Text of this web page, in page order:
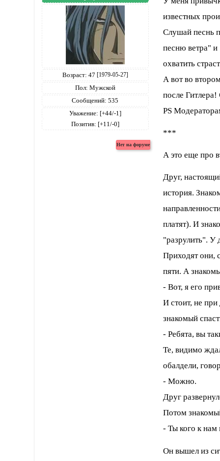
Возраст: 47 [1979-05-27]
Пол: Мужской
Сообщений: 535
Уважение: [+44/-1]
Позитив: [+11/-0]
известных
Слушай песнь
песню ветра"
охватить
А вот во
после
PS
***
А это еще про
Друг,
история.
платят). И
"разрулить". У
Приходят они,
пяти. А
- Вот, я его
И стоит, не
знакомый
- Ребята, вы
Те, видимо
обалдели,
- Можно.
Друг
Потом
- Ты кого к нам
Он вышел из